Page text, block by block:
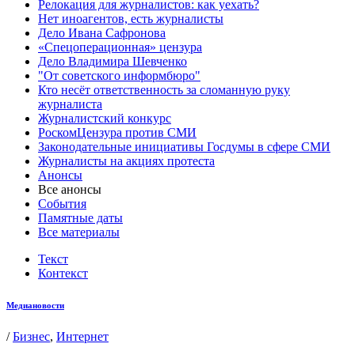
Релокация для журналистов: как уехать?
Нет иноагентов, есть журналисты
Дело Ивана Сафронова
«Спецоперационная» цензура
Дело Владимира Шевченко
"От советского информбюро"
Кто несёт ответственность за сломанную руку
журналиста
Журналистский конкурс
РоскомЦензура против СМИ
Законодательные инициативы Госдумы в сфере СМИ
Журналисты на акциях протеста
Анонсы
Все анонсы
События
Памятные даты
Все материалы
Текст
Контекст
Медиановости
/Бизнес, Интернет